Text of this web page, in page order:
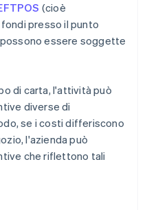
(cioè
presso il punto
essere soggette
di carta, l'attività può
diverse di
se i costi differiscono
l'azienda può
che riflettono tali